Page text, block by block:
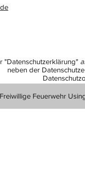
"Datenschutzerklärung"
neben der
Feuerwehr